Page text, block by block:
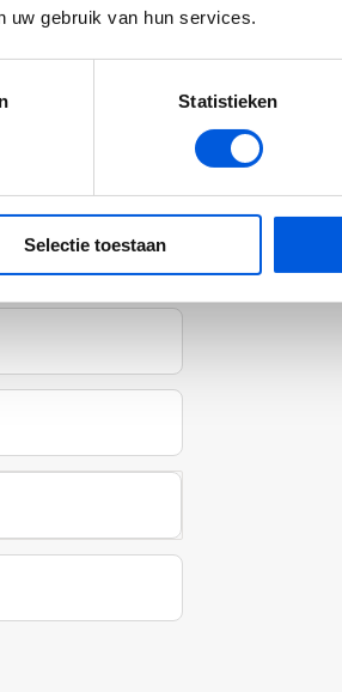
uw gebruik van hun services.
Statistieken
Selectie toestaan
De